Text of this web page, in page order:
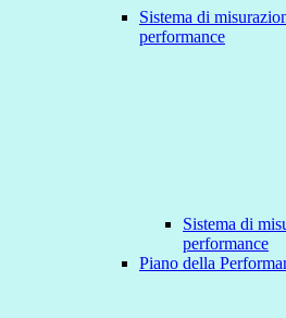
Sistema di
performance
Sistema di
performance
Piano della